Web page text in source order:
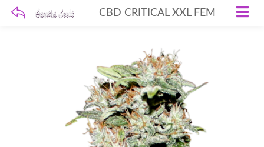
CBD CRITICAL XXL FEM